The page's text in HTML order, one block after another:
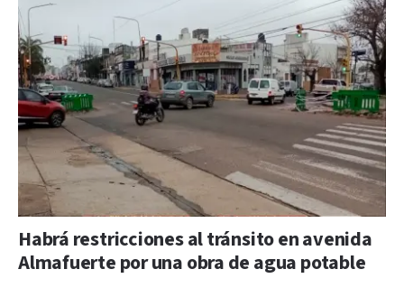
Habrá restricciones al tránsito en avenida
Almafuerte por una obra de agua potable